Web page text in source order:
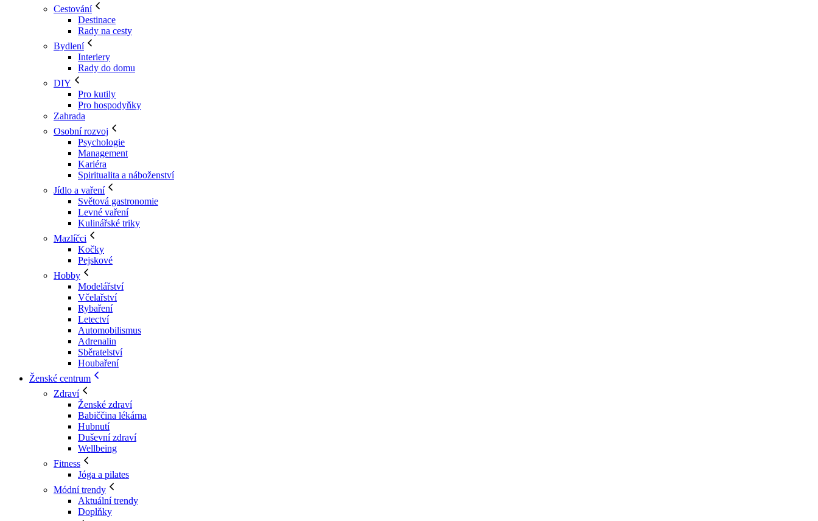
Cestování
Destinace
Rady na cesty
Bydlení
Interiery
Rady do domu
DIY
Pro kutily
Pro hospodyňky
Zahrada
Osobní rozvoj
Psychologie
Management
Kariéra
Spiritualita a náboženství
Jídlo a vaření
Světová gastronomie
Levné vaření
Kulinářské triky
Mazlíčci
Kočky
Pejskové
Hobby
Modelářství
Včelařství
Rybaření
Letectví
Automobilismus
Adrenalin
Sběratelství
Houbaření
Ženské centrum
Zdraví
Ženské zdraví
Babiččina lékárna
Hubnutí
Duševní zdraví
Wellbeing
Fitness
Jóga a pilates
Módní trendy
Aktuální trendy
Doplňky